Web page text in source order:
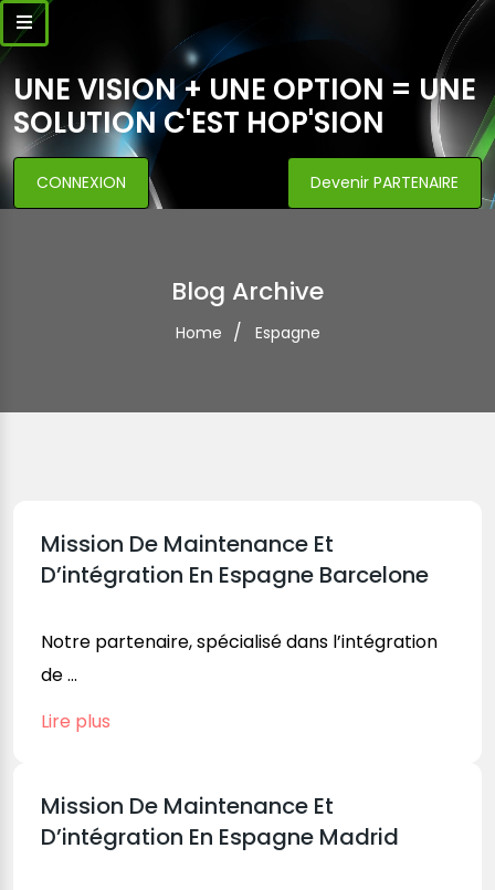
UNE VISION + UNE OPTION = UNE
SOLUTION C'EST HOP'SION
CONNEXION Devenir PARTENAIRE
Blog Archive
Home Espagne
Mission De Maintenance Et
D’intégration En Espagne Barcelone
Notre partenaire, spécialisé dans l’intégration
de ...
Lire plus
Mission De Maintenance Et
D’intégration En Espagne Madrid